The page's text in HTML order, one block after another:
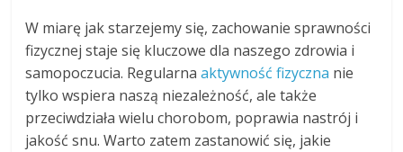
W miarę jak starzejemy się, zachowanie sprawności
fizycznej staje się kluczowe dla naszego zdrowia i
samopoczucia. Regularnaaktywność fizyczna nie
tylko wspiera naszą niezależność, ale także
przeciwdziała wielu chorobom, poprawia nastrój i
jakość snu. Warto zatem zastanowić się, jakie